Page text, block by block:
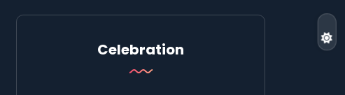
Celebration